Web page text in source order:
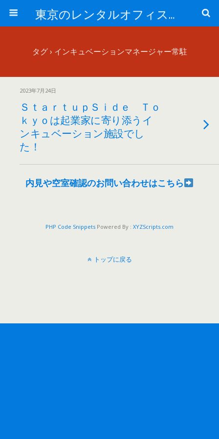
東京のレンタルオフィス、サービスオフィスの現地取材記事ブログ-ROjournal
タグ › インキュベーションマネージャー常駐
2023年7月24日
ＳｔａｒｔｕｐＳｉｄｅ Ｔｏ
ｋｙｏは起業家に寄り添うイ
ンキュベーション施設でし
た！
内見や空室確認のお問い合わせはこちら
PHP Code Snippets Powered By : XYZScripts.com
トップに戻る